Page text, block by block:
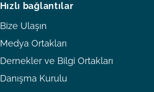
Hızlı bağlantılar
Bize Ulaşın
Medya Ortakları
Dernekler ve Bilgi Ortakları
Danışma Kurulu